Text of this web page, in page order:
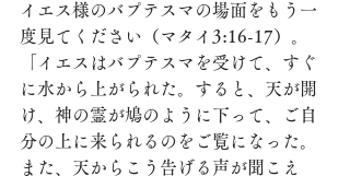
イエス様のバプテスマの場面をもう一
度見てください（マタイ3:16-17）。
「イエスはバプテスマを受けて、すぐ
に水から上がられた。すると、天が開
け、神の霊が鳩のように下って、ご自
分の上に来られるのをご覧になった。
また、天からこう告げる声が聞こえ